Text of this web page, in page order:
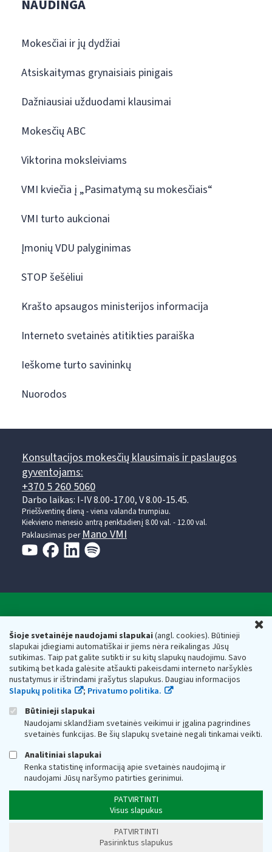
Šioje svetainėje naudojami slapukai(angl. cookies). Būtinieji
slapukai įdiegiami automatiškai ir jiems nėra reikalingas Jūsų
sutikimas. Taip pat galite sutikti ir su kitų slapukų naudojimu. Savo
sutikimą bet kada galėsite atšaukti pakeisdami interneto naršyklės
nustatymus ir ištrindami įrašytus slapukus. Daugiau informacijos
Slapukų politika
; Privatumo politika.
Būtinieji slapukai
Naudojami sklandžiam svetainės veikimui ir įgalina pagrindines
svetainės funkcijas. Be šių slapukų svetainė negali tinkamai veikti.
Analitiniai slapukai
Renka statistinę informaciją apie svetainės naudojimą ir
naudojami Jūsų naršymo patirties gerinimui.
PATVIRTINTI
Visus slapukus
PATVIRTINTI
Pasirinktus slapukus
NAUDINGA
Mokesčiai ir jų dydžiai
Atsiskaitymas grynaisiais pinigais
Dažniausiai užduodami klausimai
Mokesčių ABC
Viktorina moksleiviams
VMI kviečia į „Pasimatymą su mokesčiais“
VMI turto aukcionai
Įmonių VDU palyginimas
STOP šešėliui
Krašto apsaugos ministerijos informacija
Interneto svetainės atitikties paraiška
Ieškome turto savininkų
Nuorodos
Konsultacijos mokesčių klausimais ir paslaugos
gyventojams:
+370 5 260 5060
Darbo laikas: I-IV 8.00-17.00, V 8.00-15.45.
Prieššventinę dieną - viena valanda trumpiau.
Kiekvieno mėnesio antrą penktadienį 8.00 val. - 12.00 val.
Paklausimas per Mano VMI
Respublikos finansų ministerijos
Biudžetinė įstaiga. Juridinio asmens kodas — 188659752,
adresas: Vasario 16-osios g. 14, 01107 Vilnius, Lietuva, el.paštas:
vmi@vmi.lt, E. pristatymo dėžutės adresas 188659752
Duomenys apie Valstybinę mokesčių inspekciją prie Lietuvos
Respublikos finansų ministerijos kaupiami ir saugomi Juridinių